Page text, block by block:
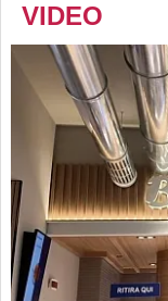
VIDEO